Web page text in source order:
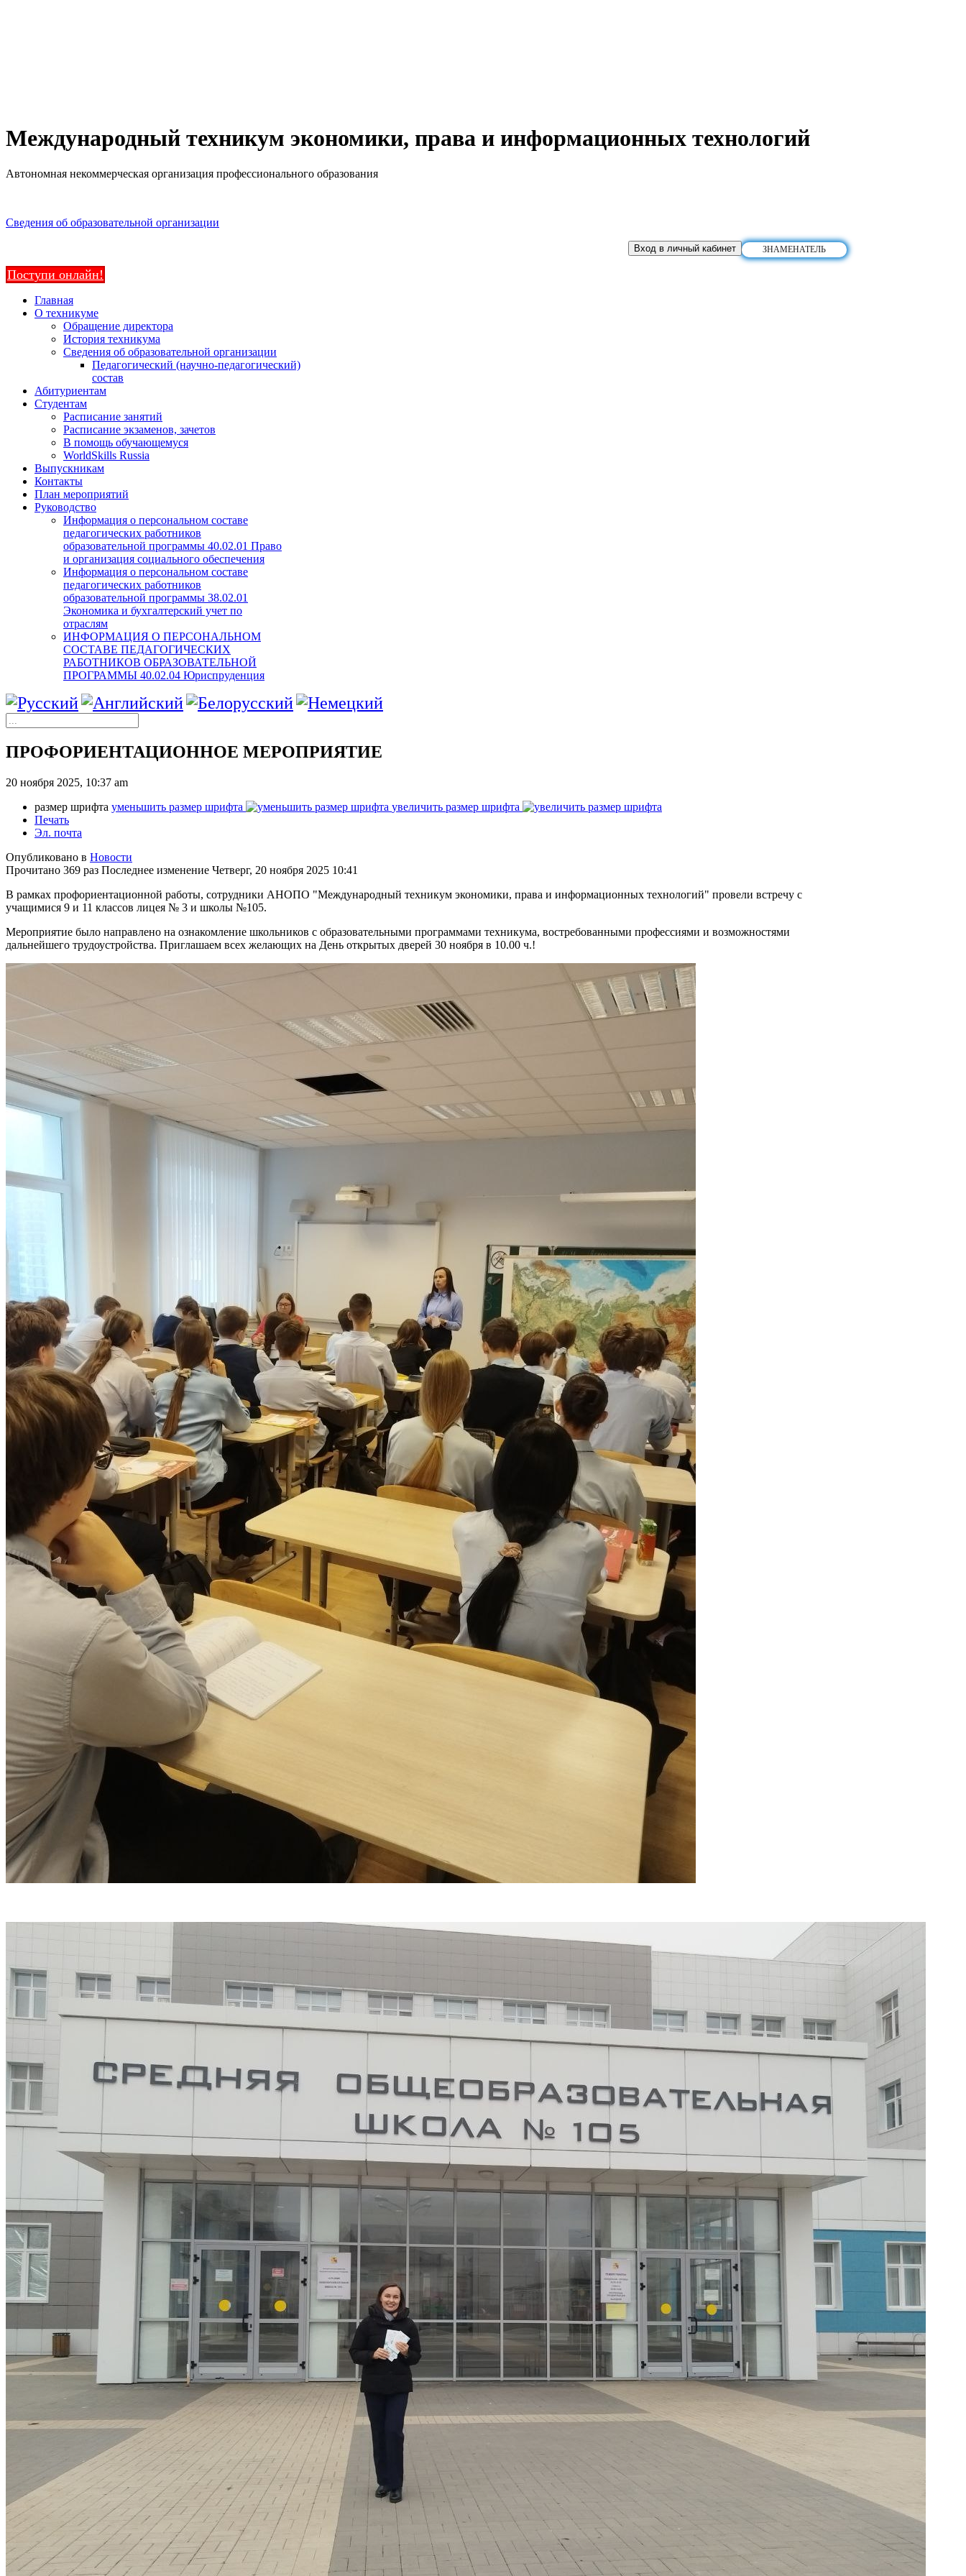
Международный техникум экономики, права и информационных технологий
Автономная некоммерческая организация профессионального образования
Сведения об образовательной организации
ЗНАМЕНАТЕЛЬ
Вход в личный кабинет
Поступи онлайн!
Главная
О техникуме
Обращение директора
История техникума
Сведения об образовательной организации
Педагогический (научно-педагогический)
состав
Абитуриентам
Студентам
Расписание занятий
Расписание экзаменов, зачетов
В помощь обучающемуся
WorldSkills Russia
Выпускникам
Контакты
План мероприятий
Руководство
Информация о персональном составе
педагогических работников
образовательной программы 40.02.01 Право
и организация социального обеспечения
Информация о персональном составе
педагогических работников
образовательной программы 38.02.01
Экономика и бухгалтерский учет по
отраслям
ИНФОРМАЦИЯ О ПЕРСОНАЛЬНОМ
СОСТАВЕ ПЕДАГОГИЧЕСКИХ
РАБОТНИКОВ ОБРАЗОВАТЕЛЬНОЙ
ПРОГРАММЫ 40.02.04 Юриспруденция
ПРОФОРИЕНТАЦИОННОЕ МЕРОПРИЯТИЕ
20 ноября 2025, 10:37 am
размер шрифта уменьшить размер шрифта
увеличить размер шрифта
Печать
Эл. почта
Опубликовано в Новости
Прочитано 369 раз Последнее изменение Четверг, 20 ноября 2025 10:41
В рамках профориентационной работы, сотрудники АНОПО "Международный техникум экономики, права и информационных технологий" провели встречу с
учащимися 9 и 11 классов лицея № 3 и школы №105.
Мероприятие было направлено на ознакомление школьников с образовательными программами техникума, востребованными профессиями и возможностями
дальнейшего трудоустройства. Приглашаем всех желающих на День открытых дверей 30 ноября в 10.00 ч.!